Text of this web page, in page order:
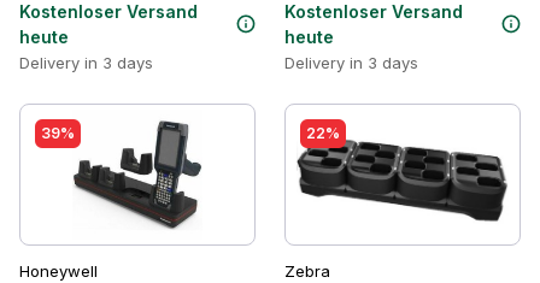
Kostenloser Versand
heute
Delivery in 3 days
Kostenloser Versand
heute
Delivery in 3 days
39%
Honeywell
22%
Zebra